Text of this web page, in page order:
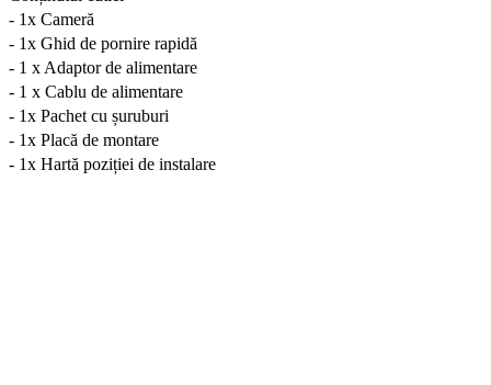
- 1x Cameră
- 1x Ghid de pornire rapidă
- 1 x Adaptor de alimentare
- 1 x Cablu de alimentare
- 1x Pachet cu șuruburi
- 1x Placă de montare
- 1x Hartă poziției de instalare